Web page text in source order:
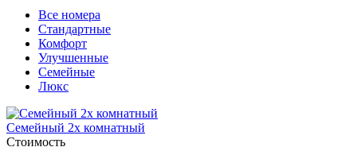
Вcе номера
Стандартные
Комфорт
Улучшенные
Семейные
Люкс
Семейный 2х комнатный
Стоимость